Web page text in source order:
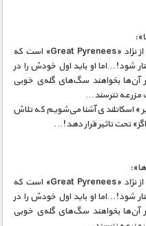
دیدار با «اسنو» نام یک توله‌سگ بانمک از نژاد «Great Pyrenees» است که
شود!…اما او باید اول خودش را در
آن‌ها بخواهند سگ‌های گله‌ی خوبی
مزرعه نترسند…
اسکاتلندی آشنا می‌شویم که تلاش
تحت تاثیر قرار دهد!…
دیدار با «اسنو» نام یک توله‌سگ بانمک از نژاد «Great Pyrenees» است که
شود!…اما او باید اول خودش را در
آن‌ها بخواهند سگ‌های گله‌ی خوبی